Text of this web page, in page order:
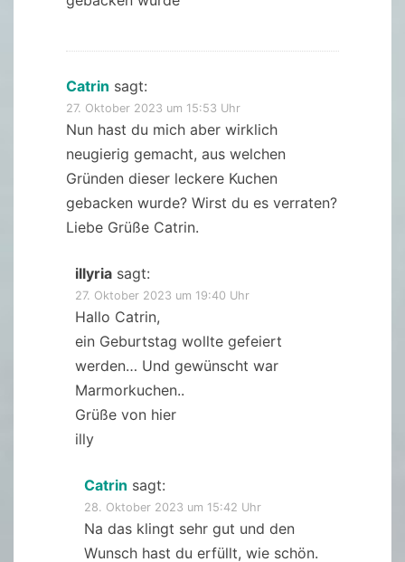
Catrin sagt:
27. Oktober 2023 um 15:53 Uhr
Nun hast du mich aber wirklich
neugierig gemacht, aus welchen
Gründen dieser leckere Kuchen
gebacken wurde? Wirst du es verraten?
Liebe Grüße Catrin.
illyria sagt:
27. Oktober 2023 um 19:40 Uhr
Hallo Catrin,
ein Geburtstag wollte gefeiert
werden… Und gewünscht war
Marmorkuchen..
Grüße von hier
illy
Catrin sagt:
28. Oktober 2023 um 15:42 Uhr
Na das klingt sehr gut und den
Wunsch hast du erfüllt, wie schön.